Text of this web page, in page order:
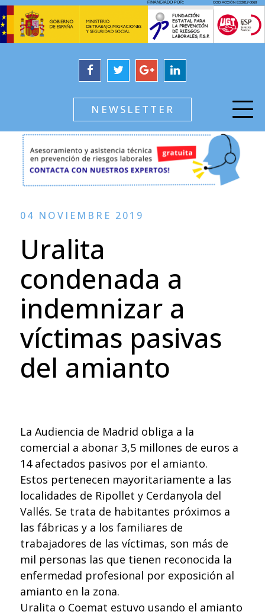
NEWSLETTER
04 NOVIEMBRE 2019
Uralita
condenada a
indemnizar a
víctimas pasivas
del amianto
La Audiencia de Madrid obliga a la
comercial a abonar 3,5 millones de euros a
14 afectados pasivos por el amianto.
Estos pertenecen mayoritariamente a las
localidades de Ripollet y Cerdanyola del
Vallés. Se trata de habitantes próximos a
las fábricas y a los familiares de
trabajadores de las víctimas, son más de
mil personas las que tienen reconocida la
enfermedad profesional por exposición al
amianto en la zona.
Uralita o Coemat estuvo usando el amianto